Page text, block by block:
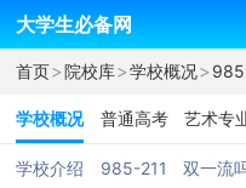
大学生必备网
首页>院校库>学校概况>
学校概况 普通高考 艺术专
学校介绍 985-211 双一流